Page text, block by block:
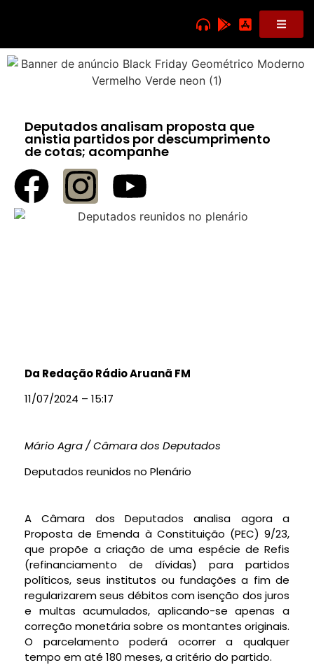
Deputados analisam proposta que
anistia partidos por descumprimento
de cotas; acompanhe
Da Redação Rádio Aruanã FM
11/07/2024 – 15:17
Mário Agra / Câmara dos Deputados
Deputados reunidos no Plenário
A Câmara dos Deputados analisa agora a
Proposta de Emenda à Constituição (PEC) 9/23,
que propõe a criação de uma espécie de Refis
(refinanciamento de dívidas) para partidos
políticos, seus institutos ou fundações a fim de
regularizarem seus débitos com isenção dos juros
e multas acumulados, aplicando-se apenas a
correção monetária sobre os montantes originais.
O parcelamento poderá ocorrer a qualquer
tempo em até 180 meses, a critério do partido.